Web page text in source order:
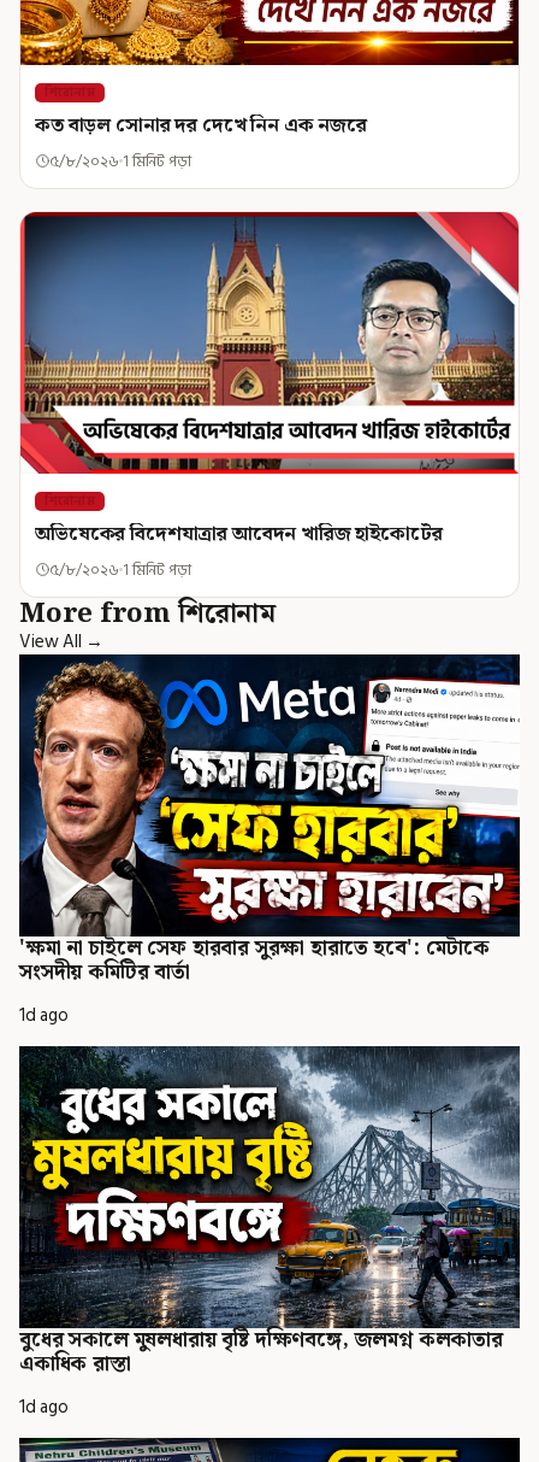
শিরোনাম
কত বাড়ল সোনার দর দেখে নিন এক নজরে
৫/৮/২০২৬ 1 মিনিট পড়া
শিরোনাম
অভিষেকের বিদেশযাত্রার আবেদন খারিজ হাইকোর্টের
৫/৮/২০২৬ 1 মিনিট পড়া
More from শিরোনাম
View All →
'ক্ষমা না চাইলে সেফ হারবার সুরক্ষা হারাতে হবে': মেটাকে
সংসদীয় কমিটির বার্তা
1d ago
বুধের সকালে মুষলধারায় বৃষ্টি দক্ষিণবঙ্গে, জলমগ্ন কলকাতার
একাধিক রাস্তা
1d ago